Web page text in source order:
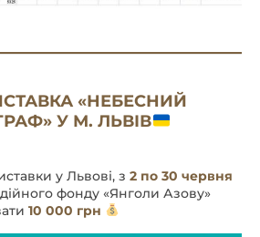
«НЕБЕСНИЙ
У М. ЛЬВІВ
у Львові, з 2 по 30 червня
фонду «Янголи Азову»
10 000 грн